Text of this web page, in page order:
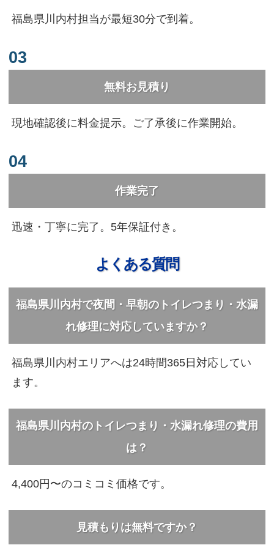
福島県川内村担当が最短30分で到着。
03
無料お見積り
現地確認後に料金提示。ご了承後に作業開始。
04
作業完了
迅速・丁寧に完了。5年保証付き。
よくある質問
福島県川内村で夜間・早朝のトイレつまり・水漏
れ修理に対応していますか？
福島県川内村エリアへは24時間365日対応してい
ます。
福島県川内村のトイレつまり・水漏れ修理の費用
は？
4,400円〜のコミコミ価格です。
見積もりは無料ですか？